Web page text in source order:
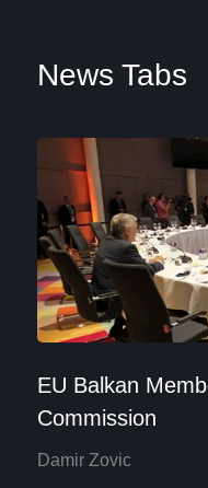
News Tabs
EU Balkan
Commission
Damir Zovic